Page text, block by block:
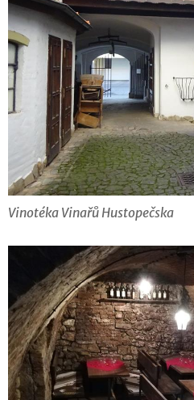
Vinotéka Vinařů Hustopečska